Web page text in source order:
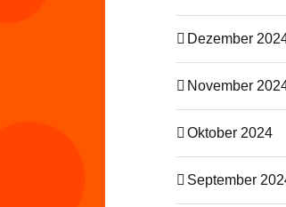
Dezember
November
Oktober 2024
September